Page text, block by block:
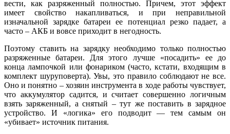
вести, как разряженный полностью. Причем, этот эффект
имеет свойство накапливаться, и при неправильной
изначальной зарядке батареи ее потенциал резко падает, а
часто – АКБ и вовсе приходит в негодность.
Поэтому ставить на зарядку необходимо только полностью
разряженные батареи. Для этого лучше «посадить» ее до
конца лампочкой или фонариком (часто, кстати, входящим в
комплект шуруповерта). Увы, это правило соблюдают не все.
Оно и понятно – хозяин инструмента в ходе работы чувствует,
что аккумулятор садится, и считает совершенно логичным
взять заряженный, а снятый – тут же поставить в зарядное
устройство. И «логика» его подводит — тем самым он
«убивает» источник питания.